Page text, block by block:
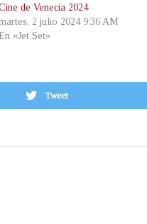
de Venecia 2024
2 julio 2024 9:36 AM
En «Jet Set»
Tweet